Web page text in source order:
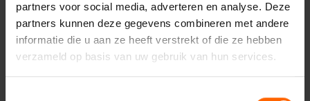
partners voor social media, adverteren en analyse. Deze
partners kunnen deze gegevens combineren met andere
informatie die u aan ze heeft verstrekt of die ze hebben
verzameld op basis van uw gebruik van hun services.
Uw woonplaats